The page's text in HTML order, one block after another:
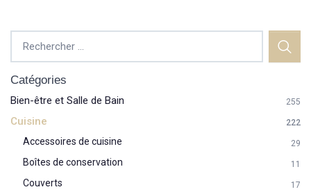
Catégories
Bien-être et Salle de Bain 255
Cuisine 222
Accessoires de cuisine 29
Boîtes de conservation 11
Couverts 17